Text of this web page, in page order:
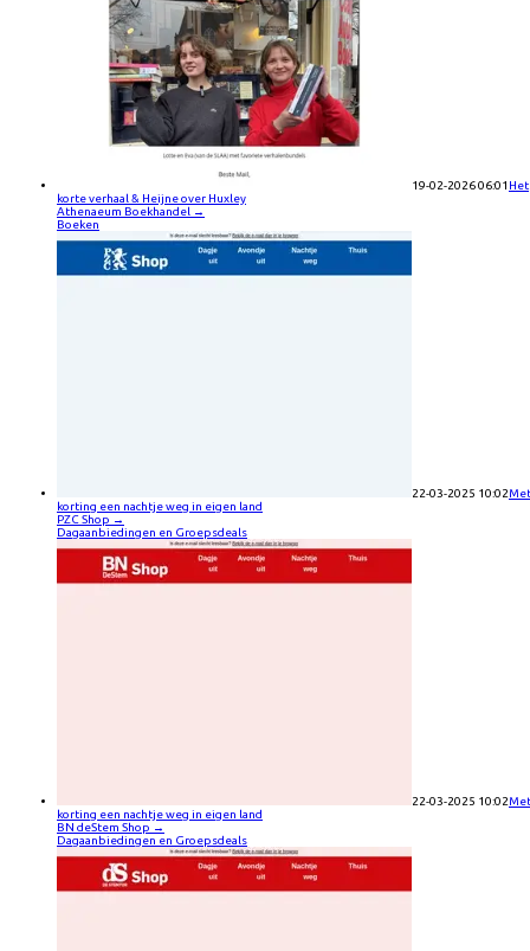
19-02-2026 06:01 Het
korte verhaal & Heijne over Huxley
Athenaeum Boekhandel →
Boeken
22-03-2025 10:02Met
korting een nachtje weg in eigen land
PZC Shop →
Dagaanbiedingen en Groepsdeals
22-03-2025 10:02Met
korting een nachtje weg in eigen land
BN deStem Shop →
Dagaanbiedingen en Groepsdeals